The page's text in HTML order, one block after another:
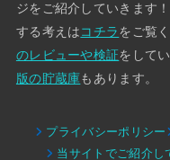
ジをご紹介していきます
する考えはコチラをご覧
のレビューや検証をして
版の貯蔵庫もあります。
プライバシーポリシー
当サイトでご紹介し